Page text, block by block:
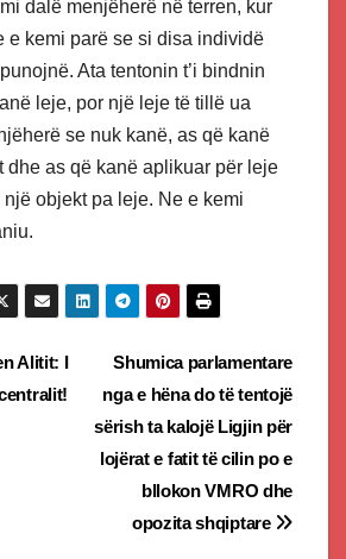
dalë menjëherë në terren, kur
e kemi parë se si disa individë
Ata tentonin t’i bindnin
leje, por një leje të tillë ua
se nuk kanë, as që kanë
dhe as që kanë aplikuar për leje
një objekt pa leje. Ne e kemi
Shumica parlamentare
nga e hëna do të tentojë
sërish ta kalojë Ligjin për
lojërat e fatit të cilin po e
bllokon VMRO dhe
opozita shqiptare
Alitit: I